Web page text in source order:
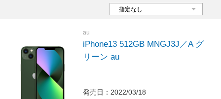
au
iPhone13 512GB MNGJ3J／A グ
リーン au
発売日：2022/03/18